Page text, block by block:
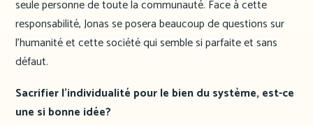
seule personne de toute la communauté. Face à cette
responsabilité, Jonas se posera beaucoup de questions sur
l’humanité et cette société qui semble si parfaite et sans
défaut.
Sacrifier l’individualité pour le bien du système, est-ce
une si bonne idée?